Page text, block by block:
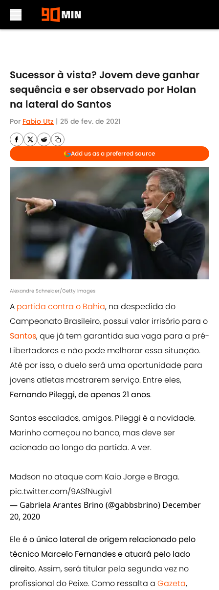
Sucessor à vista? Jovem deve ganhar
sequência e ser observado por Holan
na lateral do Santos
Por Fabio Utz | 25 de fev. de 2021
Add us as a preferred source
Alexandre Schneider/Getty Images
A partida contra o Bahia, na despedida do
Campeonato Brasileiro, possui valor irrisório para o
Santos, que já tem garantida sua vaga para a pré-
Libertadores e não pode melhorar essa situação.
Até por isso, o duelo será uma oportunidade para
jovens atletas mostrarem serviço. Entre eles,
Fernando Pileggi, de apenas 21 anos.
Santos escalados, amigos. Pileggi é a novidade.
Marinho começou no banco, mas deve ser
acionado ao longo da partida. A ver.
Madson no ataque com Kaio Jorge e Braga.
pic.twitter.com/9ASfNugiv1
— Gabriela Arantes Brino (@gabbsbrino) December
20, 2020
Eleé o único lateral de origem relacionado pelo
técnico Marcelo Fernandes e atuará pelo lado
direito. Assim, será titular pela segunda vez no
profissional do Peixe. Como ressalta a Gazeta,